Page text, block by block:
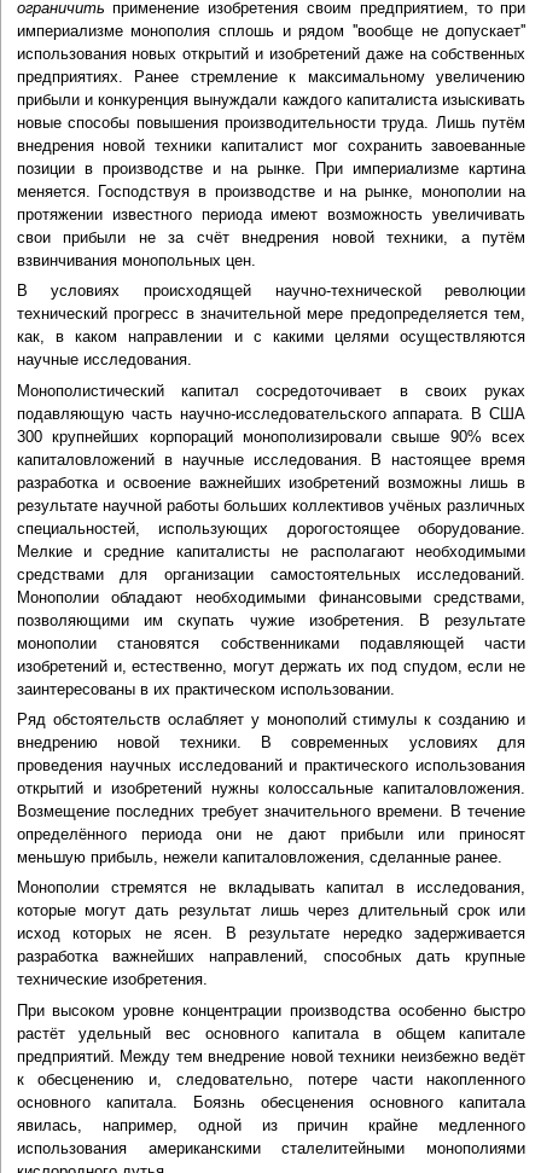
ограничить применение изобретения своим предприятием, то при
империализме монополия сплошь и рядом ''вообще не допускает''
использования новых открытий и изобретений даже на собственных
предприятиях. Ранее стремление к максимальному увеличению
прибыли и конкуренция вынуждали каждого капиталиста изыскивать
новые способы повышения производительности труда. Лишь путём
внедрения новой техники капиталист мог сохранить завоеванные
позиции в производстве и на рынке. При империализме картина
меняется. Господствуя в производстве и на рынке, монополии на
протяжении известного периода имеют возможность увеличивать
свои прибыли не за счёт внедрения новой техники, а путём
взвинчивания монопольных цен.
В условиях происходящей научно-технической революции
технический прогресс в значительной мере предопределяется тем,
как, в каком направлении и с какими целями осуществляются
научные исследования.
Монополистический капитал сосредоточивает в своих руках
подавляющую часть научно-исследовательского аппарата. В США
300 крупнейших корпораций монополизировали свыше 90% всех
капиталовложений в научные исследования. В настоящее время
разработка и освоение важнейших изобретений возможны лишь в
результате научной работы больших коллективов учёных различных
специальностей, использующих дорогостоящее оборудование.
Мелкие и средние капиталисты не располагают необходимыми
средствами для организации самостоятельных исследований.
Монополии обладают необходимыми финансовыми средствами,
позволяющими им скупать чужие изобретения. В результате
монополии становятся собственниками подавляющей части
изобретений и, естественно, могут держать их под спудом, если не
заинтересованы в их практическом использовании.
Ряд обстоятельств ослабляет у монополий стимулы к созданию и
внедрению новой техники. В современных условиях для
проведения научных исследований и практического использования
открытий и изобретений нужны колоссальные капиталовложения.
Возмещение последних требует значительного времени. В течение
определённого периода они не дают прибыли или приносят
меньшую прибыль, нежели капиталовложения, сделанные ранее.
Монополии стремятся не вкладывать капитал в исследования,
которые могут дать результат лишь через длительный срок или
исход которых не ясен. В результате нередко задерживается
разработка важнейших направлений, способных дать крупные
технические изобретения.
При высоком уровне концентрации производства особенно быстро
растёт удельный вес основного капитала в общем капитале
предприятий. Между тем внедрение новой техники неизбежно ведёт
к обесценению и, следовательно, потере части накопленного
основного капитала. Боязнь обесценения основного капитала
явилась, например, одной из причин крайне медленного
использования американскими сталелитейными монополиями